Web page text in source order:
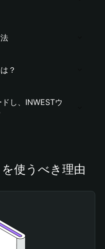
？
し、INWESTウ
使うべき理由